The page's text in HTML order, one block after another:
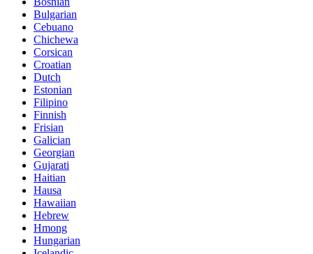
Bulgarian
Cebuano
Chichewa
Corsican
Croatian
Dutch
Estonian
Filipino
Finnish
Frisian
Galician
Georgian
Gujarati
Haitian
Hausa
Hawaiian
Hebrew
Hmong
Hungarian